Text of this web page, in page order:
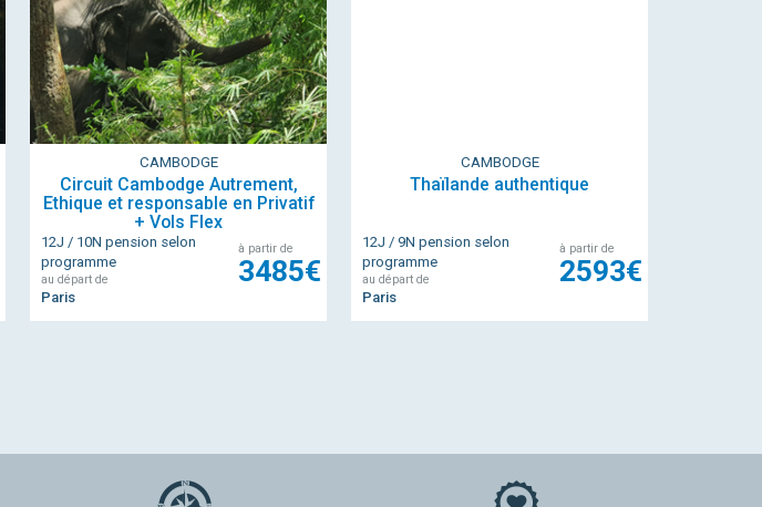
CAMBODGE
Circuit Cambodge Autrement,
Ethique et responsable en Privatif
+ Vols Flex
12J / 10N pension selon
programme
au départ de
Paris
à partir de
3485€
CAMBODGE
Thaïlande authentique
12J / 9N pension selon
programme
au départ de
Paris
à partir de
2593€